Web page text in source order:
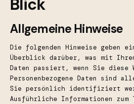
Blick
Allgemeine Hinweise
Die folgenden Hinweise geben
Überblick darüber, was mit Ihren
Daten passiert, wenn Sie diese
Personenbezogene Daten sind
Sie persönlich identifiziert
Ausführliche Informationen zum